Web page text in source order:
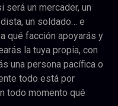
un mercader, un
un soldado… e
qué facción apoyarás y
la tuya propia, con
una persona pacífica o
todo está por
todo momento qué